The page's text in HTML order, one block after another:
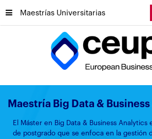
Maestrías Universitarias
Maestría Big Data &
El Máster en Big Data & Business Analytics
de postgrado que se enfoca en la gestión